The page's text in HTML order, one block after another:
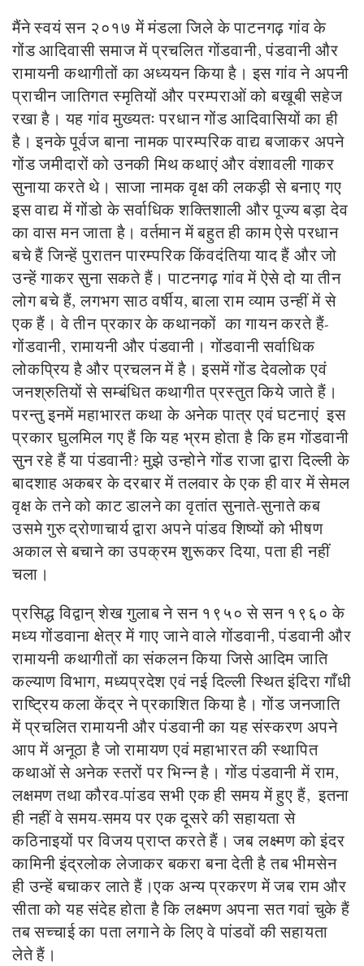
मैंने स्वयं सन २०१७ में मंडला जिले के पाटनगढ़ गांव के
गोंड आदिवासी समाज में प्रचलित गोंडवानी, पंडवानी और
रामायनी कथागीतों का अध्ययन किया है। इस गांव ने अपनी
प्राचीन जातिगत स्मृतियों और परम्पराओं को बखूबी सहेज
रखा है। यह गांव मुख्यतः परधान गोंड आदिवासियों का ही
है। इनके पूर्वज बाना नामक पारम्परिक वाद्य बजाकर अपने
गोंड जमीदारों को उनकी मिथ कथाएं और वंशावली गाकर
सुनाया करते थे। साजा नामक वृक्ष की लकड़ी से बनाए गए
इस वाद्य में गोंडो के सर्वाधिक शक्तिशाली और पूज्य बड़ा देव
का वास मन जाता है। वर्तमान में बहुत ही काम ऐसे परधान
बचे हैं जिन्हें पुरातन पारम्परिक किंवदंतिया याद हैं और जो
उन्हें गाकर सुना सकते हैं। पाटनगढ़ गांव में ऐसे दो या तीन
लोग बचे हैं, लगभग साठ वर्षीय, बाला राम व्याम उन्हीं में से
एक हैं। वे तीन प्रकार के कथानकों का गायन करते हैं-
गोंडवानी, रामायनी और पंडवानी। गोंडवानी सर्वाधिक
लोकप्रिय है और प्रचलन में है। इसमें गोंड देवलोक एवं
जनश्रुतियों से सम्बंधित कथागीत प्रस्तुत किये जाते हैं।
परन्तु इनमें महाभारत कथा के अनेक पात्र एवं घटनाएं इस
प्रकार घुलमिल गए हैं कि यह भ्रम होता है कि हम गोंडवानी
सुन रहे हैं या पंडवानी? मुझे उन्होने गोंड राजा द्वारा दिल्ली के
बादशाह अकबर के दरबार में तलवार के एक ही वार में सेमल
वृक्ष के तने को काट डालने का वृतांत सुनाते-सुनाते कब
उसमे गुरु द्रोणाचार्य द्वारा अपने पांडव शिष्यों को भीषण
अकाल से बचाने का उपक्रम शुरूकर दिया, पता ही नहीं
चला।
प्रसिद्ध विद्वान् शेख गुलाब ने सन १९५० से सन १९६० के
मध्य गोंडवाना क्षेत्र में गाए जाने वाले गोंडवानी, पंडवानी और
रामायनी कथागीतों का संकलन किया जिसे आदिम जाति
कल्याण विभाग, मध्यप्रदेश एवं नई दिल्ली स्थित इंदिरा गाँधी
राष्ट्रिय कला केंद्र ने प्रकाशित किया है। गोंड जनजाति
में प्रचलित रामायनी और पंडवानी का यह संस्करण अपने
आप में अनूठा है जो रामायण एवं महाभारत की स्थापित
कथाओं से अनेक स्तरों पर भिन्न है। गोंड पंडवानी में राम,
लक्षमण तथा कौरव-पांडव सभी एक ही समय में हुए हैं, इतना
ही नहीं वे समय-समय पर एक दूसरे की सहायता से
कठिनाइयों पर विजय प्राप्त करते हैं। जब लक्ष्मण को इंदर
कामिनी इंद्रलोक लेजाकर बकरा बना देती है तब भीमसेन
ही उन्हें बचाकर लाते हैं।एक अन्य प्रकरण में जब राम और
सीता को यह संदेह होता है कि लक्ष्मण अपना सत गवां चुके हैं
तब सच्चाई का पता लगाने के लिए वे पांडवों की सहायता
लेते हैं।